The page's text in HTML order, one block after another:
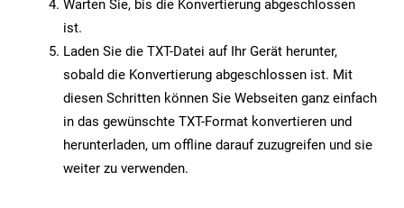
Warten Sie, bis die Konvertierung abgeschlossen
ist.
Laden Sie die TXT-Datei auf Ihr Gerät herunter,
sobald die Konvertierung abgeschlossen ist. Mit
diesen Schritten können Sie Webseiten ganz einfach
in das gewünschte TXT-Format konvertieren und
herunterladen, um offline darauf zuzugreifen und sie
weiter zu verwenden.